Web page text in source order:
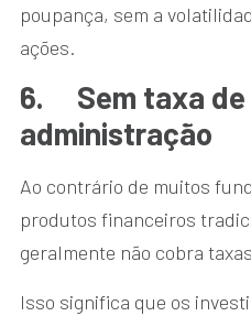
poupança, sem a
ações.
6.
Sem taxa de
administração
Ao contrário de muitos
produtos financeiros
geralmente não cobra
Isso significa que os